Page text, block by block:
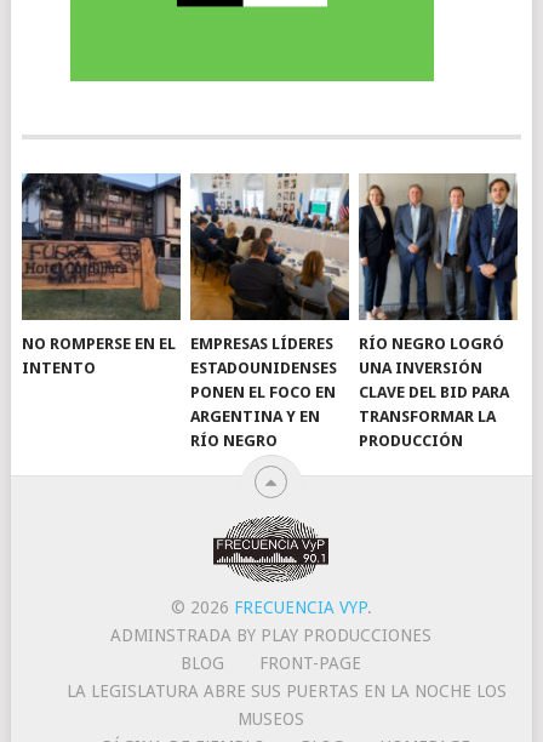
NO ROMPERSE EN EL
INTENTO
EMPRESAS LÍDERES
ESTADOUNIDENSES
PONEN EL FOCO EN
ARGENTINA Y EN
RÍO NEGRO
RÍO NEGRO LOGRÓ
UNA INVERSIÓN
CLAVE DEL BID PARA
TRANSFORMAR LA
PRODUCCIÓN
© 2026 FRECUENCIA VYP.
ADMINSTRADA BY PLAY PRODUCCIONES
BLOG
FRONT-PAGE
LA LEGISLATURA ABRE SUS PUERTAS EN LA NOCHE LOS
MUSEOS